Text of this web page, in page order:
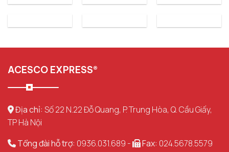
ACESCO EXPRESS®
Địa chỉ: Số 22 N.22 Đỗ Quang, P. Trung Hòa, Q. Cầu Giấy,
TP Hà Nội
Tổng đài hỗ trợ: 0936.031.689 - Fax: 024.5678.5579